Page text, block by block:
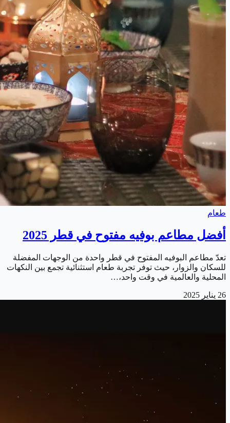
طعام
أفضل مطاعم بوفيه مفتوح في قطر 2025
تعدّ مطاعم البوفيه المفتوح في قطر واحدة من الوجهات المفضلة
للسكان والزوار، حيث توفر تجربة طعام استثنائية تجمع بين النكهات
المحلية والعالمية في وقت واحد،…
26 يناير 2025